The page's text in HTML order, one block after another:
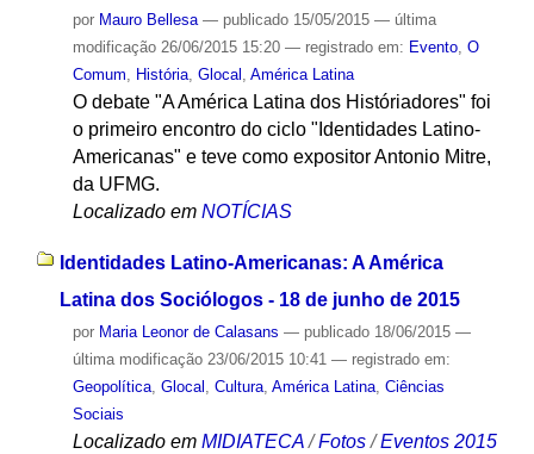
por Mauro Bellesa — publicado15/05/2015 — última
modificação26/06/2015 15:20 — registrado em: Evento, O
Comum, História, Glocal , América Latina
O debate "A América Latina dos Históriadores" foi
o primeiro encontro do ciclo "Identidades Latino-
Americanas" e teve como expositor Antonio Mitre,
da UFMG.
Localizado em NOTÍCIAS
Identidades Latino-Americanas: A América
Latina dos Sociólogos - 18 de junho de 2015
por Maria Leonor de Calasans — publicado18/06/2015 —
última modificação23/06/2015 10:41 — registrado em:
Geopolítica, Glocal , Cultura, América Latina, Ciências
Sociais
Localizado em MIDIATECA /Fotos /Eventos 2015